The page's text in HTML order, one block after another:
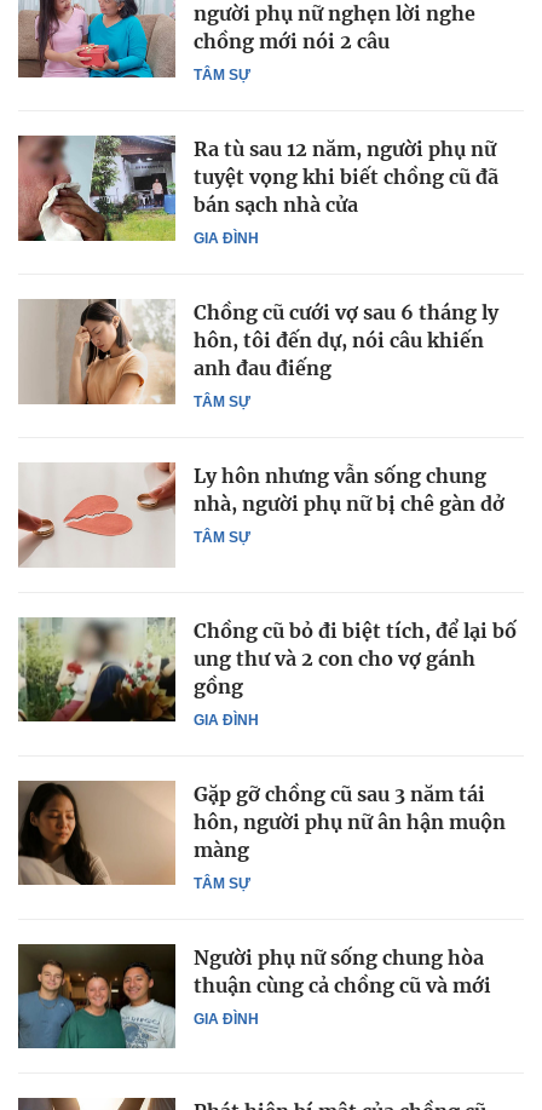
TÂM SỰ
người phụ nữ nghẹn lời nghe
chồng mới nói 2 câu
GIA ĐÌNH
Ra tù sau 12 năm, người phụ nữ
tuyệt vọng khi biết chồng cũ đã
bán sạch nhà cửa
TÂM SỰ
Chồng cũ cưới vợ sau 6 tháng ly
hôn, tôi đến dự, nói câu khiến
anh đau điếng
TÂM SỰ
Ly hôn nhưng vẫn sống chung
nhà, người phụ nữ bị chê gàn dở
GIA ĐÌNH
Chồng cũ bỏ đi biệt tích, để lại bố
ung thư và 2 con cho vợ gánh
gồng
TÂM SỰ
Gặp gỡ chồng cũ sau 3 năm tái
hôn, người phụ nữ ân hận muộn
màng
GIA ĐÌNH
Người phụ nữ sống chung hòa
thuận cùng cả chồng cũ và mới